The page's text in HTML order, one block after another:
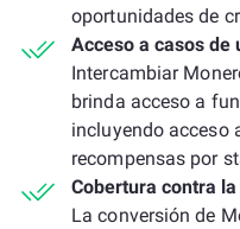
oportunidades de
Acceso a casos de
Intercambiar
brinda acceso a
incluyendo acceso
recompensas por
Cobertura contra
La conversión de